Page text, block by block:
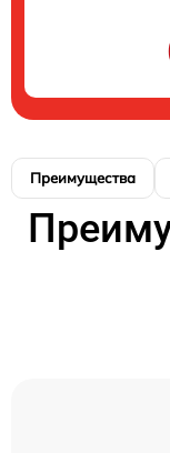
Преимущества